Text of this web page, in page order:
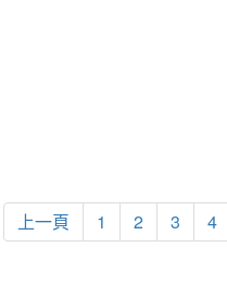
上一頁 1 2 3 4